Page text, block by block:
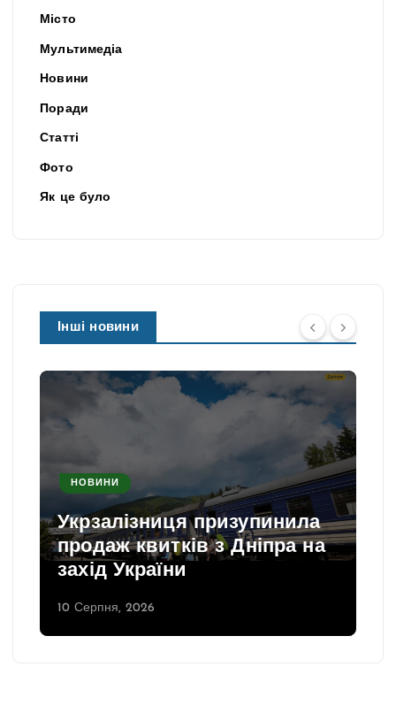
Місто
Мультимедіа
Новини
Поради
Статті
Фото
Як це було
Інші новини
НОВИНИ
Укрзалізниця призупинила
продаж квитків з Дніпра на
захід України
10 Серпня, 2026